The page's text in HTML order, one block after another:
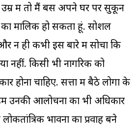
में तो मैं बस अपने घर पर सुकून
मालिक हो सकता हूं. सोशल
न ही कभी इस बारे में सोचा कि
नहीं. किसी भी नागरिक को
होना चाहिए. सत्ता में बैठे लोगों के
उनकी आलोचना का भी अधिकार
भावना का प्रवाह बने